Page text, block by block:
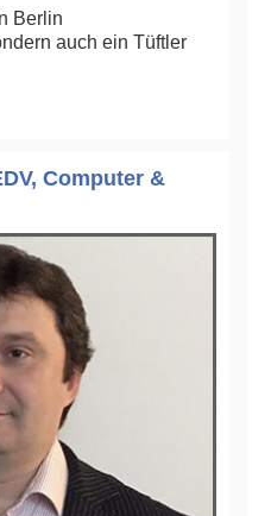
Berlin
auch ein Tüftler
Computer &